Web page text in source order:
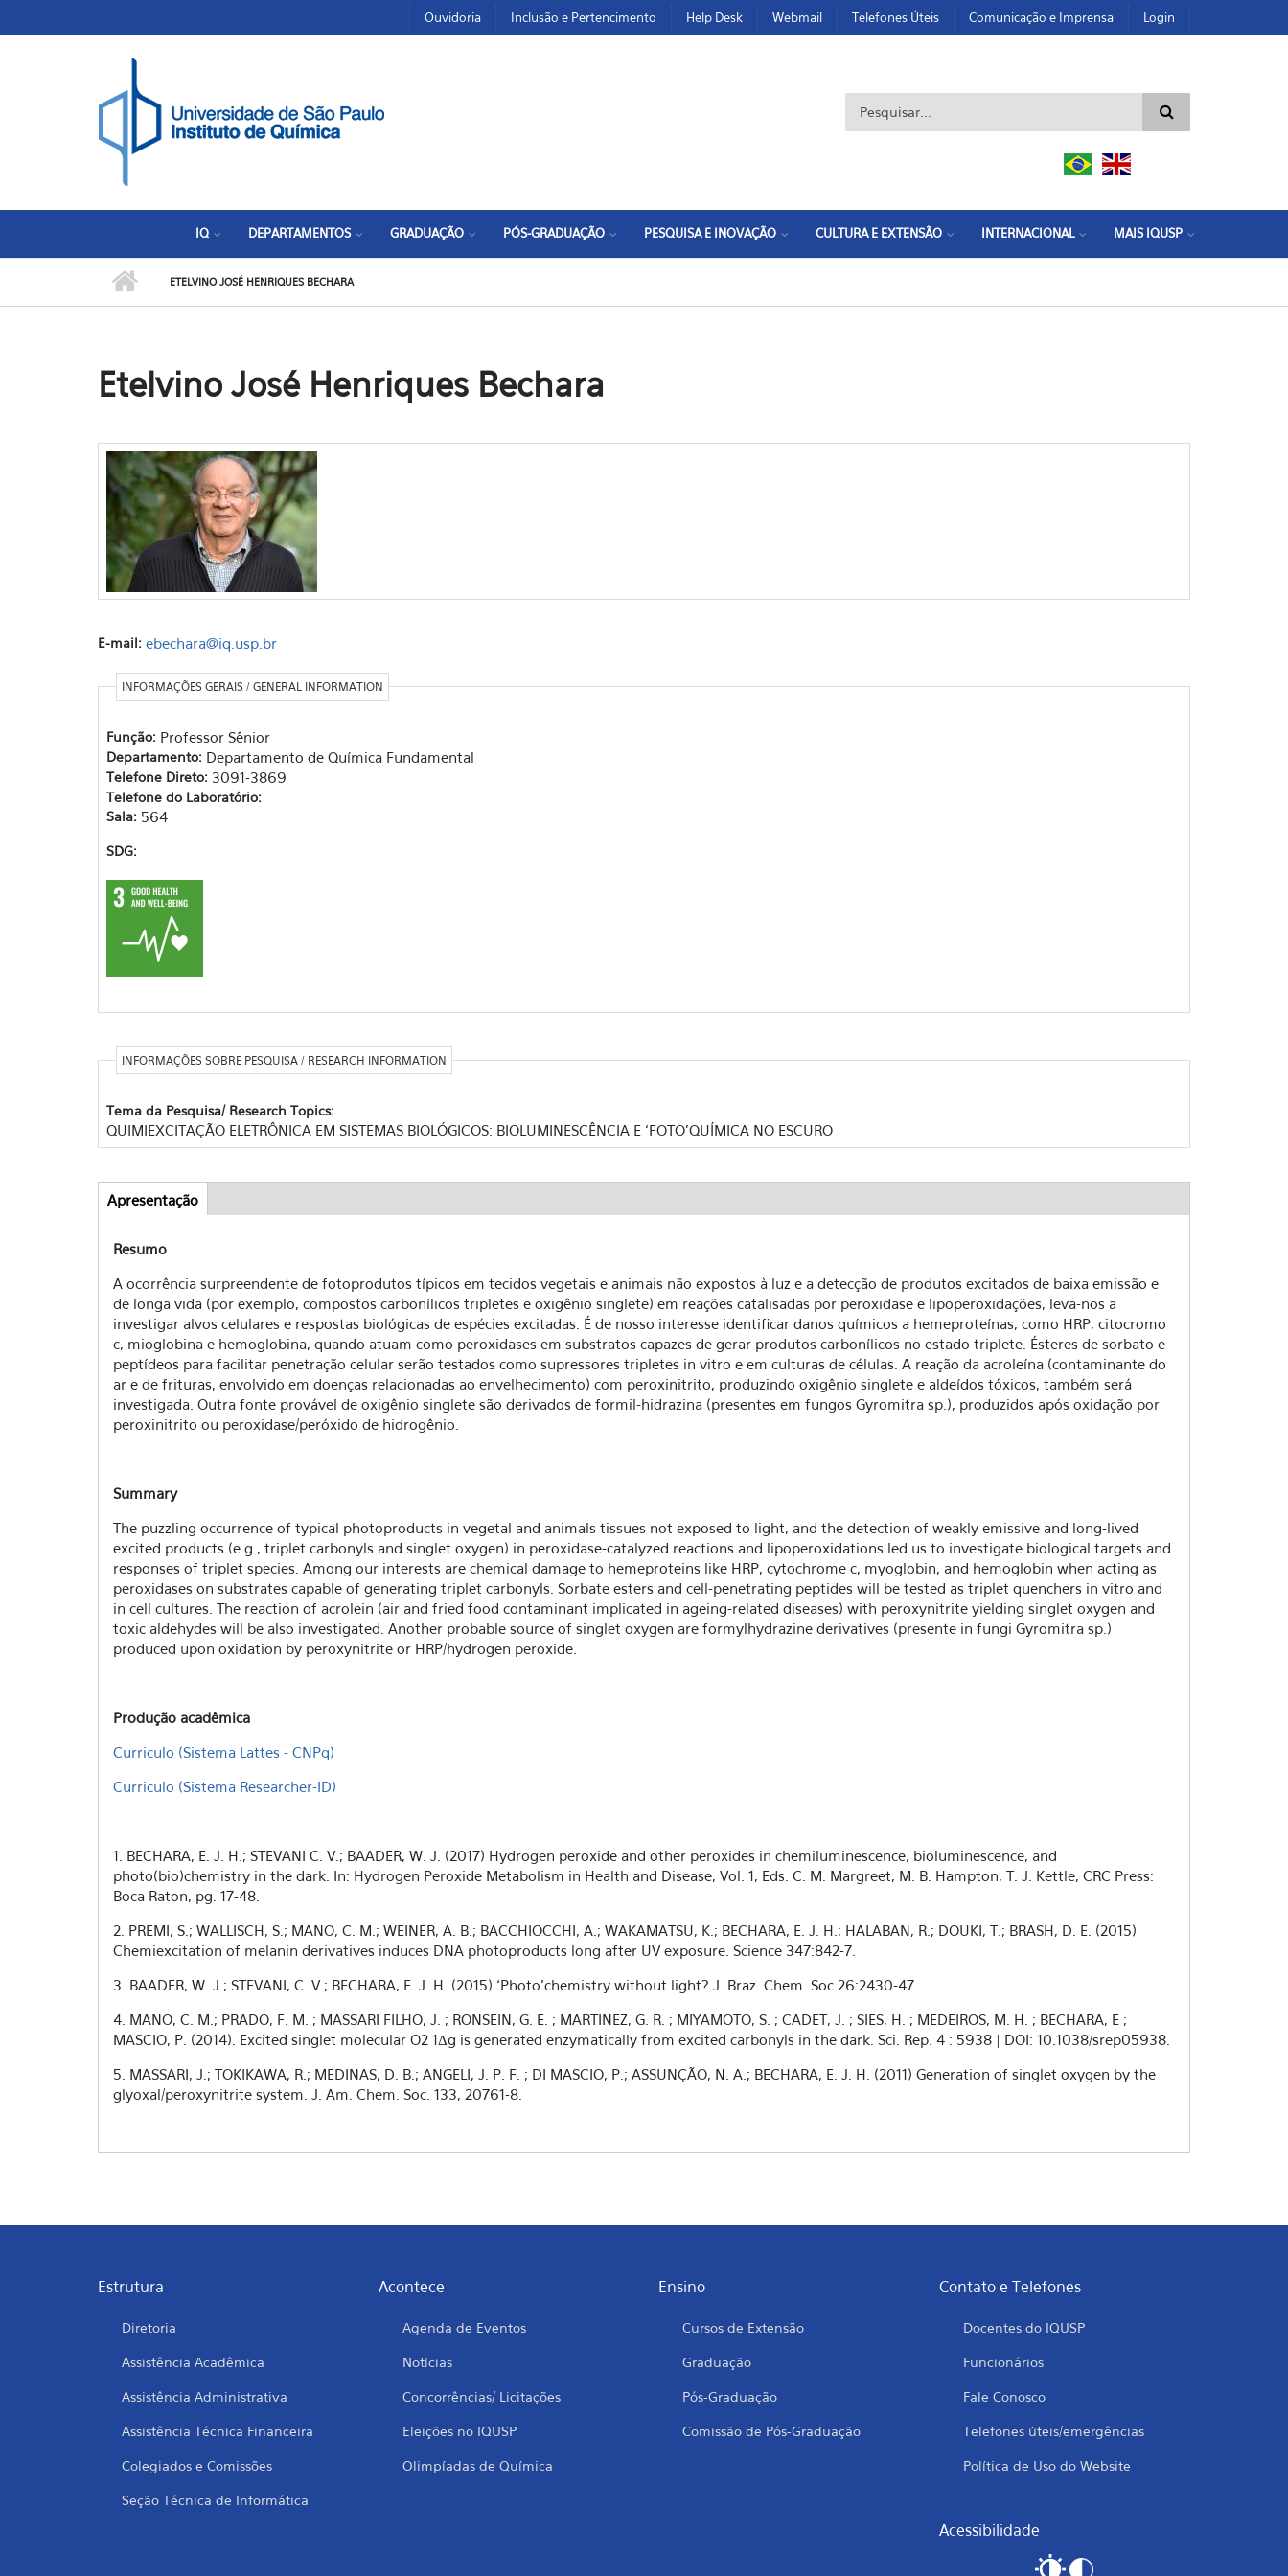
Ouvidoria Inclusão e Pertencimento Help Desk Webmail Telefones Úteis Comunicação e Imprensa Login
Formulário de busca
IQ DEPARTAMENTOS GRADUAÇÃO PÓS-GRADUAÇÃO PESQUISA E INOVAÇÃO CULTURA E EXTENSÃO INTERNACIONAL MAIS IQUSP
ETELVINO JOSÉ HENRIQUES BECHARA
Etelvino José Henriques Bechara
E-mail: ebechara@iq.usp.br
INFORMAÇÕES GERAIS / GENERAL INFORMATION
Função: Professor Sênior
Departamento: Departamento de Química Fundamental
Telefone Direto: 3091-3869
Telefone do Laboratório:
Sala: 564
SDG:
INFORMAÇÕES SOBRE PESQUISA / RESEARCH INFORMATION
Tema da Pesquisa/ Research Topics:
QUIMIEXCITAÇÃO ELETRÔNICA EM SISTEMAS BIOLÓGICOS: BIOLUMINESCÊNCIA E ‘FOTO’QUÍMICA NO ESCURO
Abas
Apresentação
ativa)
Resumo
A ocorrência surpreendente de fotoprodutos típicos em tecidos vegetais e animais não expostos à luz e a detecção de produtos excitados de baixa emissão e
de longa vida (por exemplo, compostos carbonílicos tripletes e oxigênio singlete) em reações catalisadas por peroxidase e lipoperoxidações, leva-nos a
investigar alvos celulares e respostas biológicas de espécies excitadas. É de nosso interesse identificar danos químicos a hemeproteínas, como HRP, citocromo
c, mioglobina e hemoglobina, quando atuam como peroxidases em substratos capazes de gerar produtos carbonílicos no estado triplete. Ésteres de sorbato e
peptídeos para facilitar penetração celular serão testados como supressores tripletes in vitro e em culturas de células. A reação da acroleína (contaminante do
ar e de frituras, envolvido em doenças relacionadas ao envelhecimento) com peroxinitrito, produzindo oxigênio singlete e aldeídos tóxicos, também será
investigada. Outra fonte provável de oxigênio singlete são derivados de formil-hidrazina (presentes em fungos Gyromitra sp.), produzidos após oxidação por
peroxinitrito ou peroxidase/peróxido de hidrogênio.
Summary
The puzzling occurrence of typical photoproducts in vegetal and animals tissues not exposed to light, and the detection of weakly emissive and long-lived
excited products (e.g., triplet carbonyls and singlet oxygen) in peroxidase-catalyzed reactions and lipoperoxidations led us to investigate biological targets and
responses of triplet species. Among our interests are chemical damage to hemeproteins like HRP, cytochrome c, myoglobin, and hemoglobin when acting as
peroxidases on substrates capable of generating triplet carbonyls. Sorbate esters and cell-penetrating peptides will be tested as triplet quenchers in vitro and
in cell cultures. The reaction of acrolein (air and fried food contaminant implicated in ageing-related diseases) with peroxynitrite yielding singlet oxygen and
toxic aldehydes will be also investigated. Another probable source of singlet oxygen are formylhydrazine derivatives (presente in fungi Gyromitra sp.)
produced upon oxidation by peroxynitrite or HRP/hydrogen peroxide.
Produção acadêmica
Curriculo (Sistema Lattes - CNPq)
Curriculo (Sistema Researcher-ID)
1. BECHARA, E. J. H.; STEVANI C. V.; BAADER, W. J. (2017) Hydrogen peroxide and other peroxides in chemiluminescence, bioluminescence, and
photo(bio)chemistry in the dark. In: Hydrogen Peroxide Metabolism in Health and Disease, Vol. 1, Eds. C. M. Margreet, M. B. Hampton, T. J. Kettle, CRC Press:
Boca Raton, pg. 17-48.
2. PREMI, S.; WALLISCH, S.; MANO, C. M.; WEINER, A. B.; BACCHIOCCHI, A.; WAKAMATSU, K.; BECHARA, E. J. H.; HALABAN, R.; DOUKI, T.; BRASH, D. E. (2015)
Chemiexcitation of melanin derivatives induces DNA photoproducts long after UV exposure. Science 347:842-7.
3. BAADER, W. J.; STEVANI, C. V.; BECHARA, E. J. H. (2015) ‘Photo’chemistry without light? J. Braz. Chem. Soc.26:2430-47.
4. MANO, C. M.; PRADO, F. M. ; MASSARI FILHO, J. ; RONSEIN, G. E. ; MARTINEZ, G. R. ; MIYAMOTO, S. ; CADET, J. ; SIES, H. ; MEDEIROS, M. H. ; BECHARA, E ;
MASCIO, P. (2014). Excited singlet molecular O2 1Δg is generated enzymatically from excited carbonyls in the dark. Sci. Rep. 4 : 5938 | DOI: 10.1038/srep05938.
5. MASSARI, J.; TOKIKAWA, R.; MEDINAS, D. B.; ANGELI, J. P. F. ; DI MASCIO, P.; ASSUNÇÃO, N. A.; BECHARA, E. J. H. (2011) Generation of singlet oxygen by the
glyoxal/peroxynitrite system. J. Am. Chem. Soc. 133, 20761-8.
Estrutura
Diretoria
Assistência Acadêmica
Assistência Administrativa
Assistência Técnica Financeira
Colegiados e Comissões
Seção Técnica de Informática
Acontece
Agenda de Eventos
Notícias
Concorrências/ Licitações
Eleições no IQUSP
Olimpíadas de Química
Ensino
Cursos de Extensão
Graduação
Pós-Graduação
Comissão de Pós-Graduação
Contato e Telefones
Docentes do IQUSP
Funcionários
Fale Conosco
Telefones úteis/emergências
Política de Uso do Website
Acessibilidade